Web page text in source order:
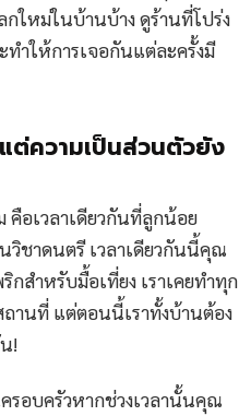
ใหม่ในบ้านบ้าง ดูร้านที่โปร่ง
ทำให้การเจอกันแต่ละครั้งมี
ต่ความเป็นส่วนตัวยัง
คือเวลาเดียวกันที่ลูกน้อย
วิชาดนตรี เวลาเดียวกันนี้คุณ
สำหรับมื้อเที่ยง เราเคยทำทุก
านที่ แต่ตอนนี้เราทั้งบ้านต้อง
!
รอบครัวหากช่วงเวลานั้นคุณ